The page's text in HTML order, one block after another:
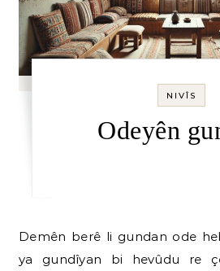
NIVÎS
Odeyên
Demên berê li gundan ode hebûn. Ew odeyana jî,
ya gundîyan bi hevûdu re